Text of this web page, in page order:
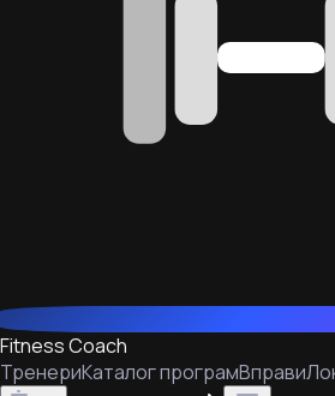
Fitness Coach
ТренериКаталог програмВправи